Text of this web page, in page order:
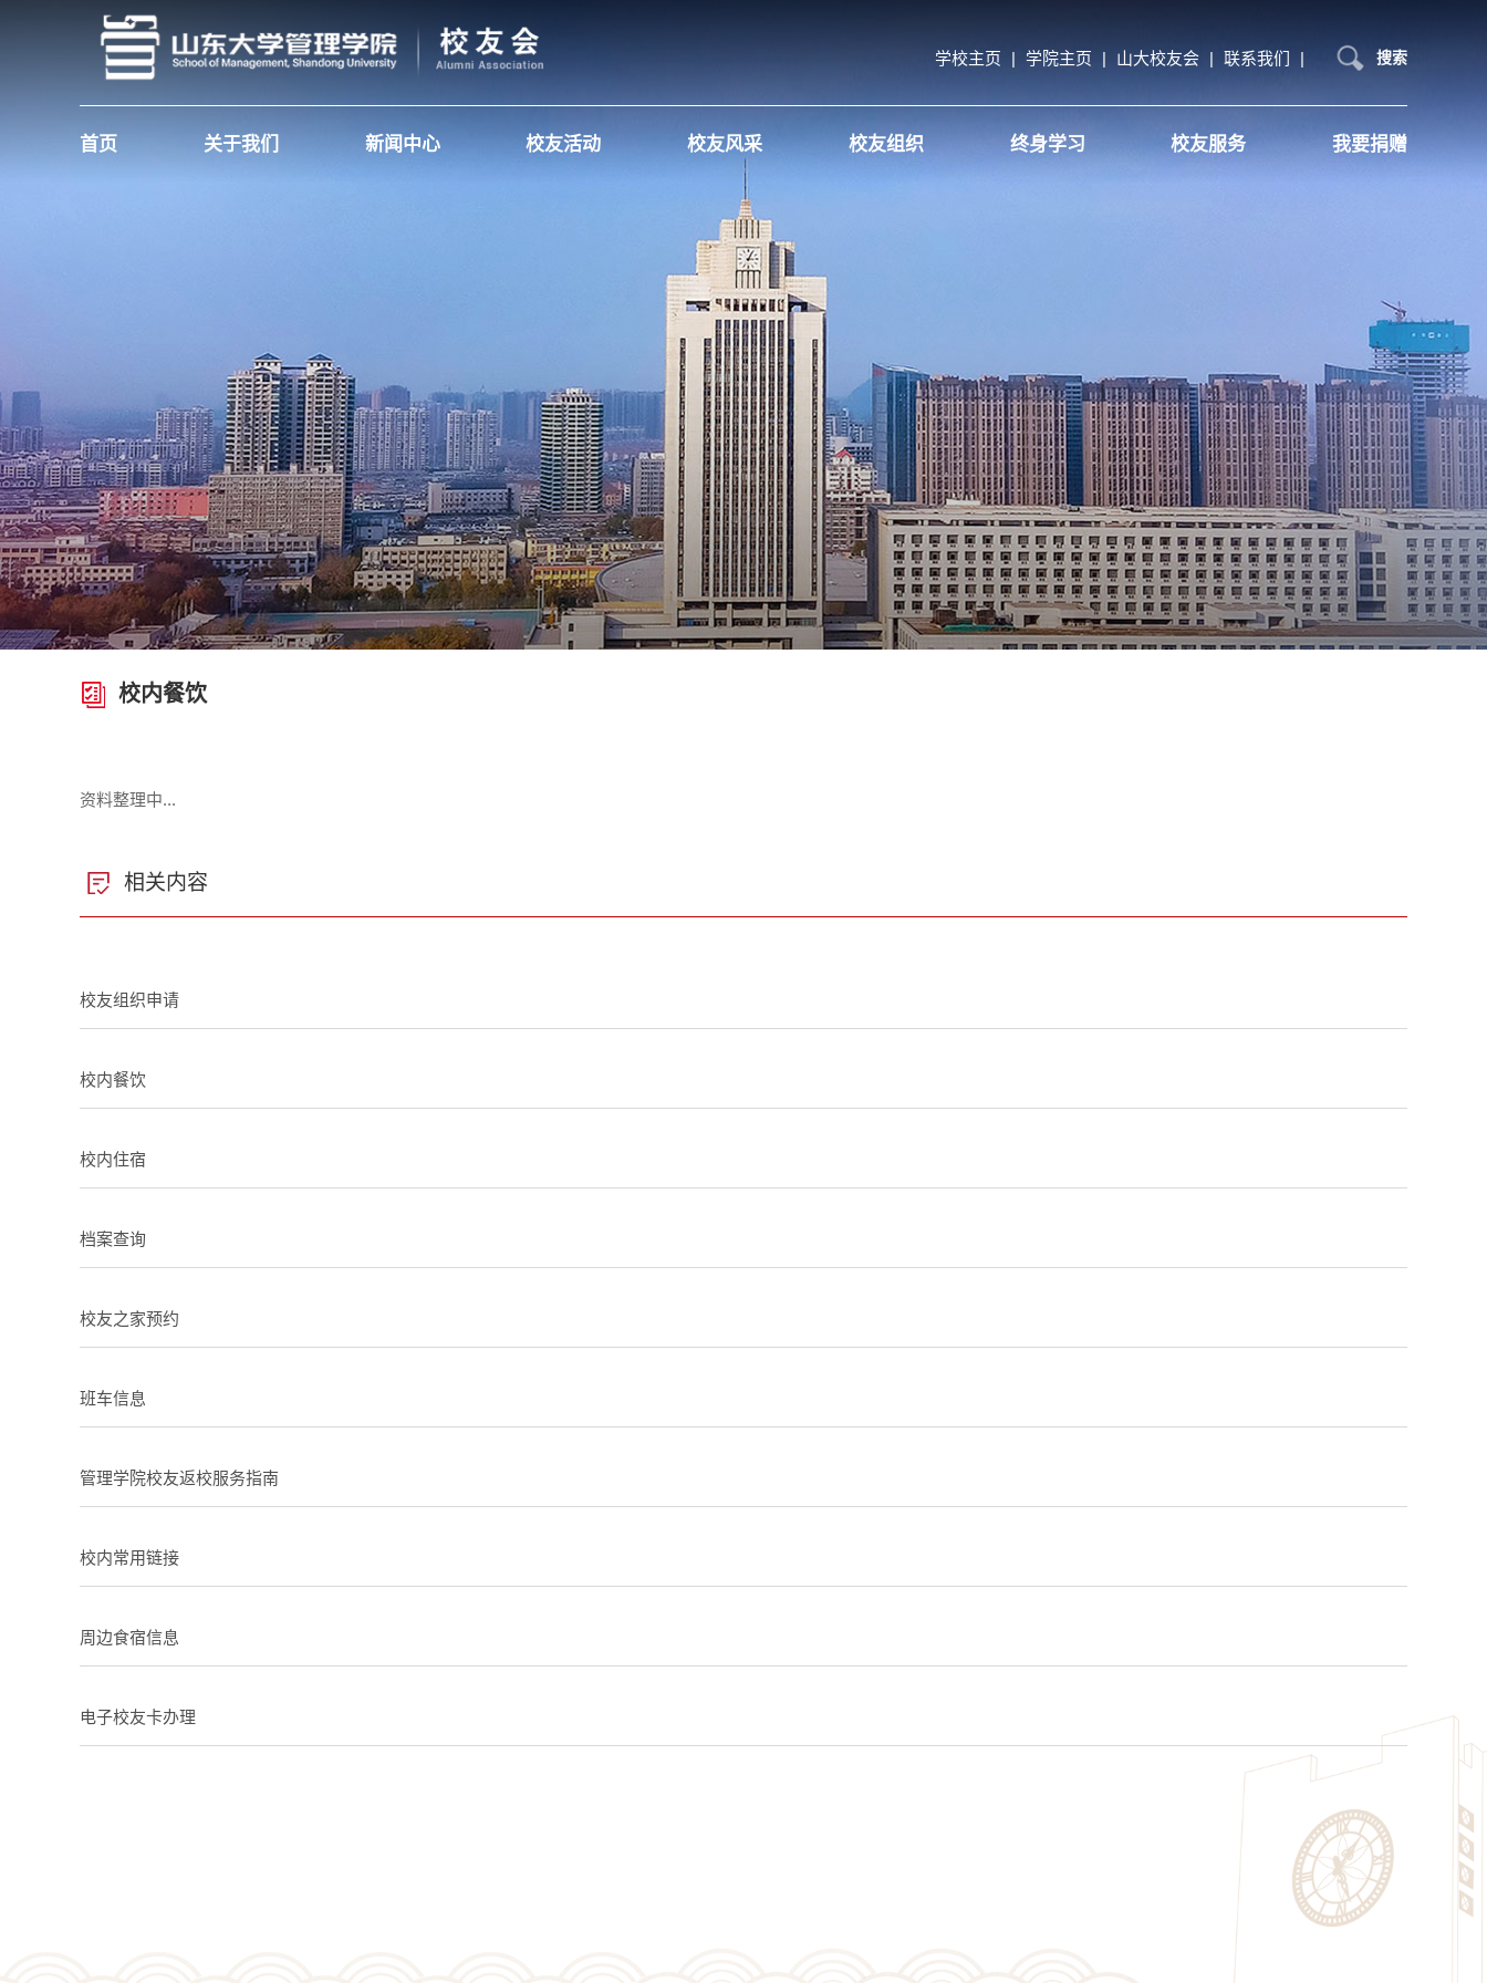
搜索
学校主页 | 学院主页 | 山大校友会 | 联系我们 |
首页 关于我们 新闻中心 校友活动 校友风采 校友组织 终身学习 校友服务 我要捐赠
校内餐饮
资料整理中...
相关内容
校友组织申请
校内餐饮
校内住宿
档案查询
校友之家预约
班车信息
管理学院校友返校服务指南
校内常用链接
周边食宿信息
电子校友卡办理